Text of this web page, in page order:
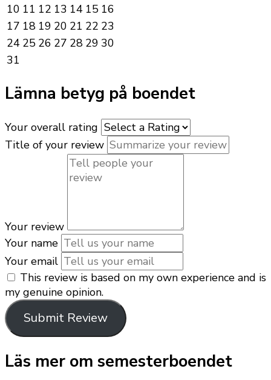
10 11 12 13 14 15 16
17 18 19 20 21 22 23
24 25 26 27 28 29 30
31
Lämna betyg på boendet
Your overall rating
Title of your review
Your review
Your name
Your email
This review is based on my own experience and is
my genuine opinion.
Submit Review
Läs mer om semesterboendet